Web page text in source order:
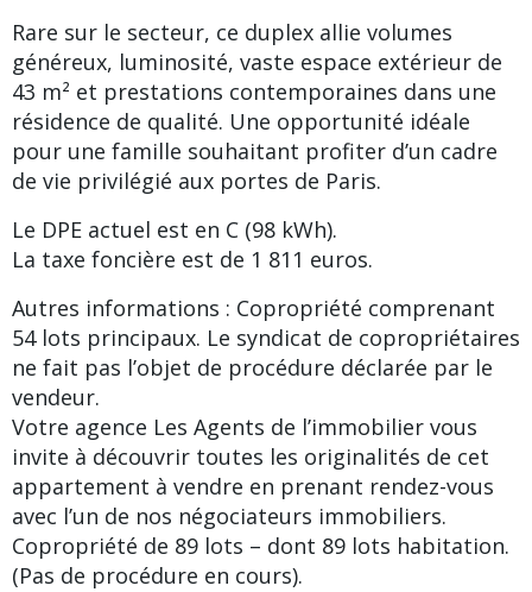
Rare sur le secteur, ce duplex allie volumes
généreux, luminosité, vaste espace extérieur de
43 m² et prestations contemporaines dans une
résidence de qualité. Une opportunité idéale
pour une famille souhaitant profiter d’un cadre
de vie privilégié aux portes de Paris.
Le DPE actuel est en C (98 kWh).
La taxe foncière est de 1 811 euros.
Autres informations : Copropriété comprenant
54 lots principaux. Le syndicat de copropriétaires
ne fait pas l’objet de procédure déclarée par le
vendeur.
Votre agence Les Agents de l’immobilier vous
invite à découvrir toutes les originalités de cet
appartement à vendre en prenant rendez-vous
avec l’un de nos négociateurs immobiliers.
Copropriété de 89 lots – dont 89 lots habitation.
(Pas de procédure en cours).